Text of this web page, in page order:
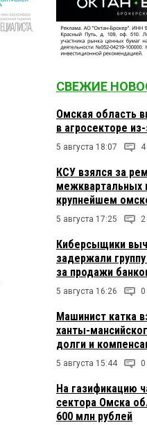
СВЕЖИЕ
Омская область
в агросекторе
5 августа 18:07 4
КСУ взялся за
межквартальных
крупнейшем
5 августа 17:25 2
Киберсыщики
задержали
за продажи
5 августа 16:26 0
Машинист катка
ханты-
долги и
5 августа 15:44 0
На газификацию
сектора Омска
600 млн рублей